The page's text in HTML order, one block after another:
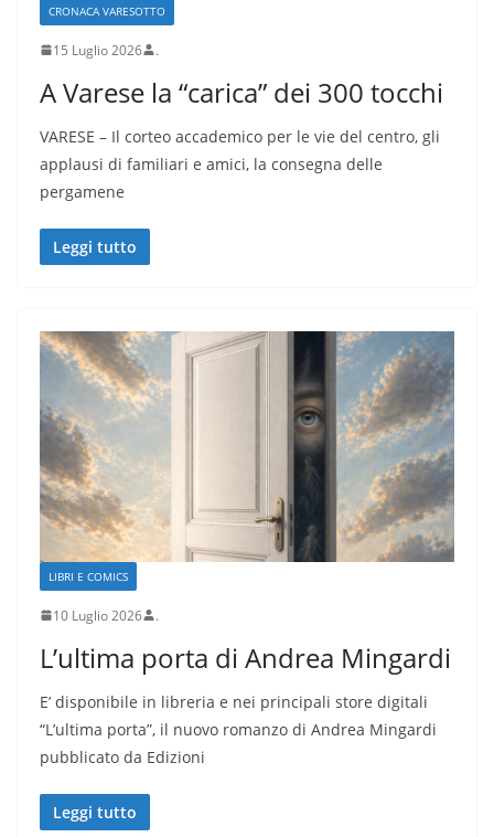
CRONACA VARESOTTO
15 Luglio 2026 .
A Varese la “carica” dei 300 tocchi
VARESE – Il corteo accademico per le vie del centro, gli
applausi di familiari e amici, la consegna delle
pergamene
Leggi tutto
LIBRI E COMICS
10 Luglio 2026 .
L’ultima porta di Andrea Mingardi
E’ disponibile in libreria e nei principali store digitali
“L’ultima porta”, il nuovo romanzo di Andrea Mingardi
pubblicato da Edizioni
Leggi tutto